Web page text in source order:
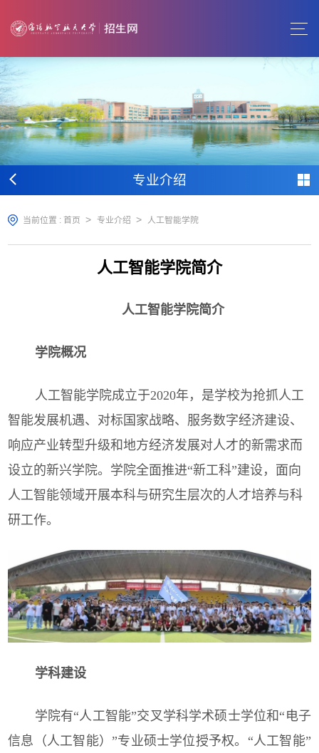
专业介绍
当前位置 : 首页 > 专业介绍 > 人工智能学院
人工智能学院简介
人工智能学院简介
学院概况
人工智能学院成立于2020年，是学校为抢抓人工
智能发展机遇、对标国家战略、服务数字经济建设、
响应产业转型升级和地方经济发展对人才的新需求而
设立的新兴学院。学院全面推进“新工科”建设，面向
人工智能领域开展本科与研究生层次的人才培养与科
研工作。
学科建设
学院有“人工智能”交叉学科学术硕士学位和“电子
信息（人工智能）”专业硕士学位授予权。“人工智能”